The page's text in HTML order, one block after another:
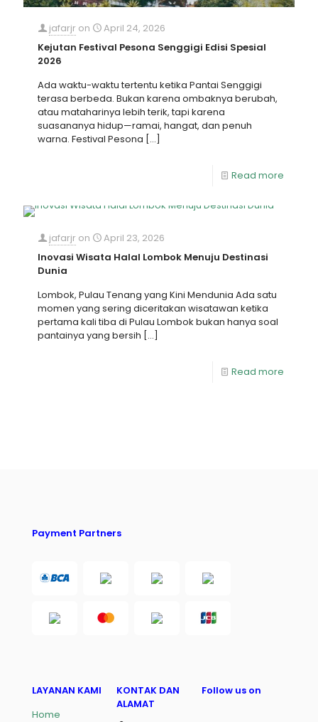
jafarjr on
April 24, 2026
Kejutan Festival Pesona Senggigi Edisi Spesial
2026
Ada waktu-waktu tertentu ketika Pantai Senggigi
terasa berbeda. Bukan karena ombaknya berubah,
atau mataharinya lebih terik, tapi karena
suasananya hidup—ramai, hangat, dan penuh
warna. Festival Pesona […]
Read more
jafarjr on
April 23, 2026
Inovasi Wisata Halal Lombok Menuju Destinasi
Dunia
Lombok, Pulau Tenang yang Kini Mendunia Ada satu
momen yang sering diceritakan wisatawan ketika
pertama kali tiba di Pulau Lombok bukan hanya soal
pantainya yang bersih […]
Read more
Payment Partners
LAYANAN KAMI
Home
KONTAK DAN
ALAMAT
Follow us on